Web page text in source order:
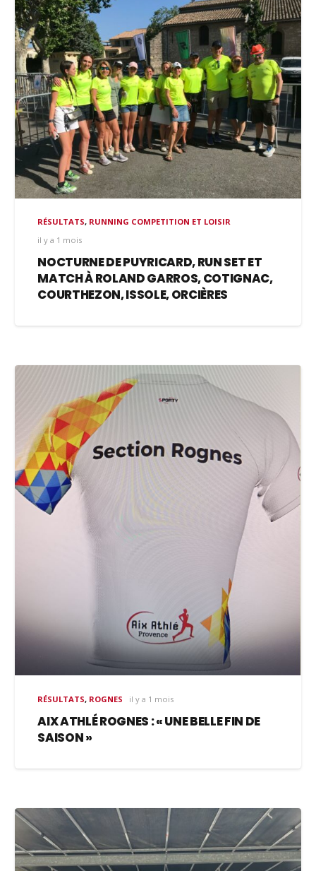
RÉSULTATS, RUNNING COMPETITION ET LOISIR
il y a 1 mois
NOCTURNE DE PUYRICARD, RUN SET ET
MATCH À ROLAND GARROS, COTIGNAC,
COURTHEZON, ISSOLE, ORCIÈRES
RÉSULTATS, ROGNES il y a 1 mois
AIX ATHLÉ ROGNES : « UNE BELLE FIN DE
SAISON »